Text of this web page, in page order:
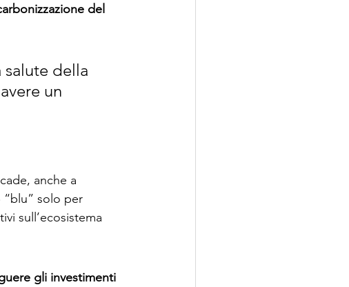
del
della
un
anche a
solo per
sull’ecosistema
gli investimenti